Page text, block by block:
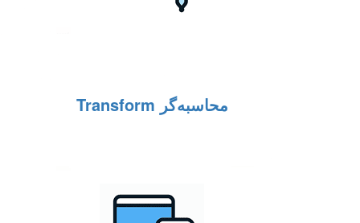
محاسبه‌گر Transform